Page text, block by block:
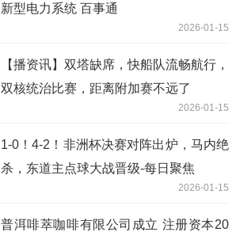
新型电力系统 百事通
2026-01-15
【播资讯】双塔缺席，快船队流畅航行，
双核统治比赛，距离附加赛不远了
2026-01-15
1-0！4-2！非洲杯决赛对阵出炉，马内绝
杀，东道主点球大战晋级-每日聚焦
2026-01-15
普洱啡萃咖啡有限公司成立 注册资本20